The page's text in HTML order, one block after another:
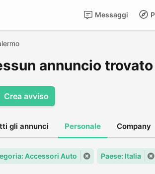
Messaggi
annuncio
Crea avviso
gli annunci Personale Company
Accessori Auto Paese: Italia